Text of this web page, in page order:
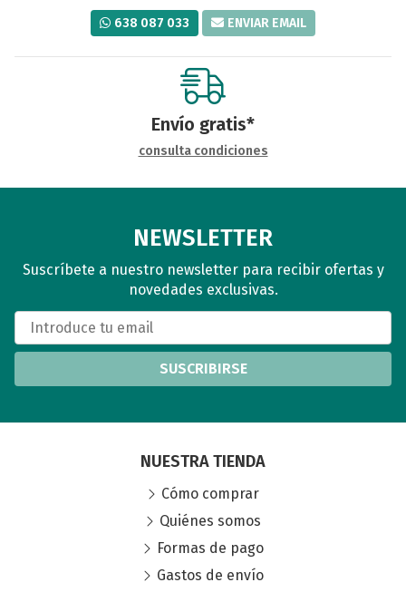
638 087 033 ENVIAR EMAIL
Envío gratis*
consulta condiciones
NEWSLETTER
Suscríbete a nuestro newsletter para recibir ofertas y
novedades exclusivas.
SUSCRIBIRSE
NUESTRA TIENDA
Cómo comprar
Quiénes somos
Formas de pago
Gastos de envío